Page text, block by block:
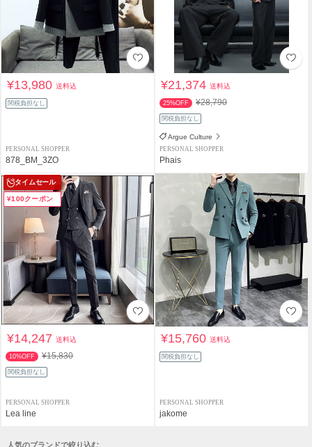
¥13,980送料込
関税負担なし
PERSONAL SHOPPER
878_BM_3ZO
¥21,374送料込
25%OFF ¥28,790
関税負担なし
Argue Culture
PERSONAL SHOPPER
Phais
タイムセール
¥100クーポン
¥14,247送料込
10%OFF ¥15,830
関税負担なし
PERSONAL SHOPPER
Lea line
¥15,760送料込
関税負担なし
PERSONAL SHOPPER
jakome
人気のブランドで絞り込む